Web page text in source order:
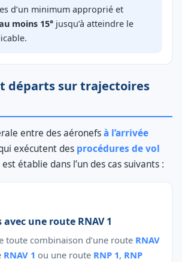
d’un minimum approprié et
moins 15° jusqu’à atteindre le
départs sur trajectoires
entre des aéronefsà l’arrivée
exécutent des procédures de vol
est établie dans l’un des cas suivants :
une route RNAV 1
toute combinaison d’une route RNAV
RNAV 1 ou une route RNP 1, RNP